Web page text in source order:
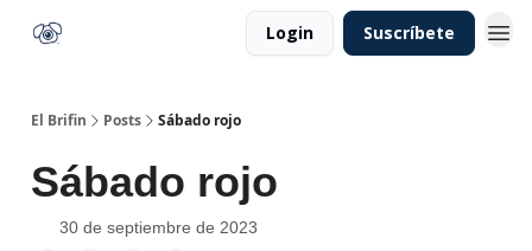
Login Suscríbete
El Brifin Posts Sábado rojo
Sábado rojo
30 de septiembre de 2023